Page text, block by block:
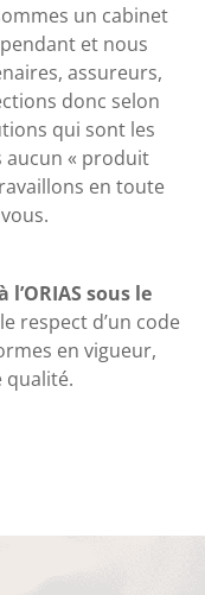
un cabinet
et nous
assureurs,
donc selon
qui sont les
aucun « produit
en toute
sous le
respect d’un code
en vigueur,
qualité.